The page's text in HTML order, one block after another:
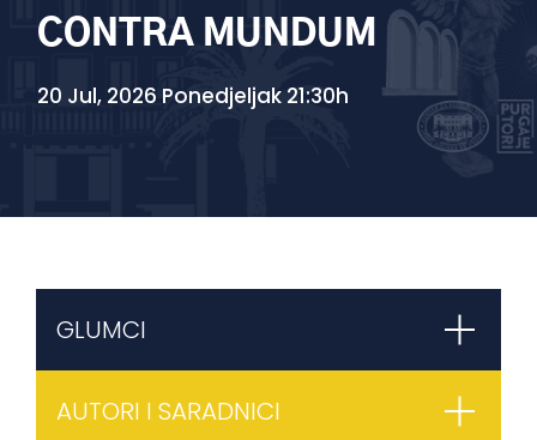
CONTRA MUNDUM
20 Jul, 2026 Ponedjeljak 21:30h
GLUMCI
AUTORI I SARADNICI